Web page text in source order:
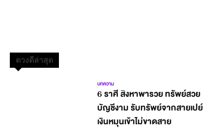
ดวงดีล่าสุด
บทความ
6 ราศี สิงหาพารวย ทรัพย์สวย
บัญชีงาม รับทรัพย์จากสายเปย์
เงินหมุนเข้าไม่ขาดสาย